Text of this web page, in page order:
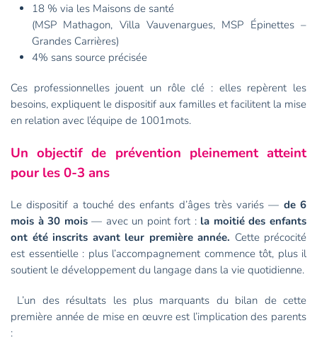
18 % via les Maisons de santé
(MSP Mathagon, Villa Vauvenargues, MSP Épinettes –
Grandes Carrières)
4% sans source précisée
Ces professionnelles jouent un rôle clé : elles repèrent les
besoins, expliquent le dispositif aux familles et facilitent la mise
en relation avec l’équipe de 1001mots.
Un objectif de prévention pleinement atteint
pour les 0-3 ans
Le dispositif a touché des enfants d’âges très variés — de 6
mois à 30 mois— avec un point fort : la moitié des enfants
ont été inscrits avant leur première année. Cette précocité
est essentielle : plus l’accompagnement commence tôt, plus il
soutient le développement du langage dans la vie quotidienne.
L’un des résultats les plus marquants du bilan de cette
première année de mise en œuvre est l’implication des parents
: